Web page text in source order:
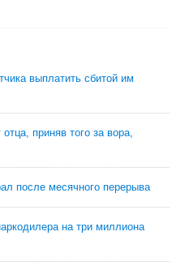
выплатить сбитой им
приняв того за вора,
после месячного перерыва
на три миллиона